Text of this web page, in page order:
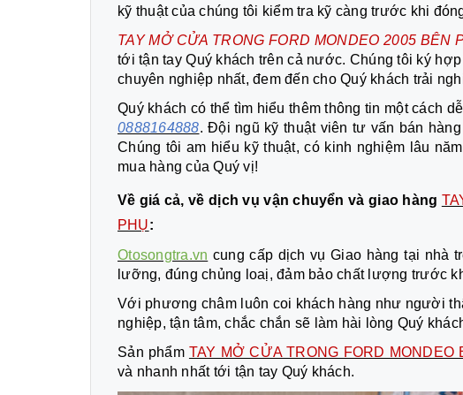
kỹ thuật của chúng tôi kiểm tra kỹ càng trước khi
TAY MỞ CỬA TRONG FORD MONDEO 2005 BÊN
tới tận tay Quý khách trên cả nước. Chúng tôi ký
chuyên nghiệp nhất, đem đến cho Quý khách trải
Quý khách có thể tìm hiểu thêm thông tin một cách
0888164888. Đội ngũ kỹ thuật viên tư vấn bán
Chúng tôi am hiểu kỹ thuật, có kinh nghiệm lâu
mua hàng của Quý vị!
Về giá cả, về dịch vụ vận chuyển và giao hàng
PHỤ:
Otosongtra.vn cung cấp dịch vụ Giao hàng tại nhà
lưỡng, đúng chủng loaị, đảm bảo chất lượng trước
Với phương châm luôn coi khách hàng như người
nghiệp, tận tâm, chắc chắn sẽ làm hài lòng Quý
Sản phẩm TAY MỞ CỬA TRONG FORD MONDEO
và nhanh nhất tới tận tay Quý khách.